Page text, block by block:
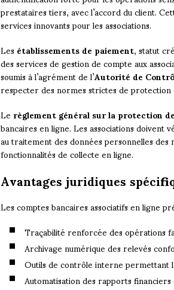
prestataires tiers, avec l’accord du client.
services innovants pour les associations.
Lesétablissements de paiement, statut
des services de gestion de compte aux
soumis à l’agrément de l’Autorité de
respecter des normes strictes de protection
Lerèglement général sur la protection
bancaires en ligne. Les associations
au traitement des données personnelles
fonctionnalités de collecte en ligne.
Avantages juridiques
Les comptes bancaires associatifs en ligne
Traçabilité renforcée des opérations
Archivage numérique des relevés
Outils de contrôle interne permettant
Automatisation des rapports